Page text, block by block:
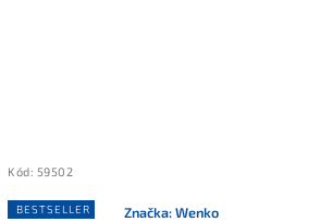
Kód: 59502
BESTSELLER Značka:Wenko